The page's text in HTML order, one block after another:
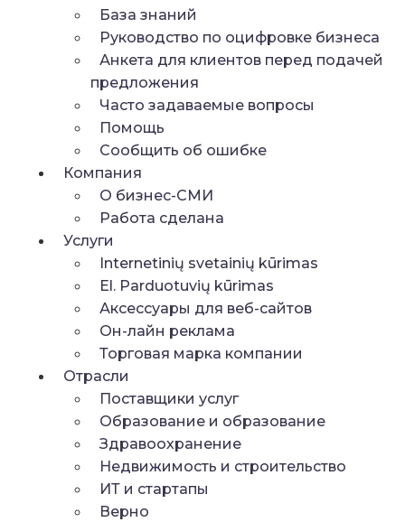
База знаний
Руководство по оцифровке бизнеса
Анкета для клиентов перед подачей
предложения
Часто задаваемые вопросы
Помощь
Сообщить об ошибке
Компания
О бизнес-СМИ
Работа сделана
Услуги
Internetinių svetainių kūrimas
El. Parduotuvių kūrimas
Аксессуары для веб-сайтов
Он-лайн реклама
Торговая марка компании
Отрасли
Поставщики услуг
Образование и образование
Здравоохранение
Недвижимость и строительство
ИТ и стартапы
Верно